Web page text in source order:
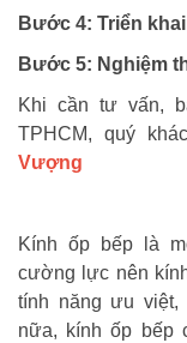
Bước 4: Triển
Bước 5: Nghiệm
Khi cần tư vấn,
TPHCM, quý
Vượng
Kính ốp bếp là
cường lực nên
tính năng ưu
nữa, kính ốp bếp